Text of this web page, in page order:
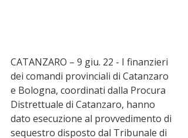
CATANZARO – 9 giu. 22 - I finanzieri
dei comandi provinciali di Catanzaro
e Bologna, coordinati dalla Procura
Distrettuale di Catanzaro, hanno
dato esecuzione al provvedimento di
sequestro disposto dal Tribunale di